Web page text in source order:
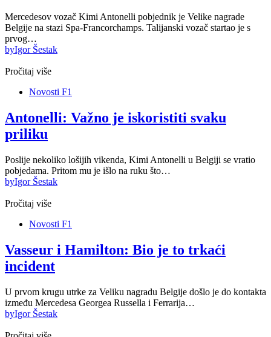
Mercedesov vozač Kimi Antonelli pobjednik je Velike nagrade
Belgije na stazi Spa-Francorchamps. Talijanski vozač startao je s
prvog…
byIgor Šestak
Pročitaj više
Novosti F1
Antonelli: Važno je iskoristiti svaku
priliku
Poslije nekoliko lošijih vikenda, Kimi Antonelli u Belgiji se vratio
pobjedama. Pritom mu je išlo na ruku što…
byIgor Šestak
Pročitaj više
Novosti F1
Vasseur i Hamilton: Bio je to trkaći
incident
U prvom krugu utrke za Veliku nagradu Belgije došlo je do kontakta
između Mercedesa Georgea Russella i Ferrarija…
byIgor Šestak